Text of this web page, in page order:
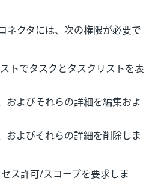
ネクタには、次の権限が必要で
トでタスクとタスクリストを表
およびそれらの詳細を編集およ
およびそれらの詳細を削除しま
ス許可/スコープを要求しま